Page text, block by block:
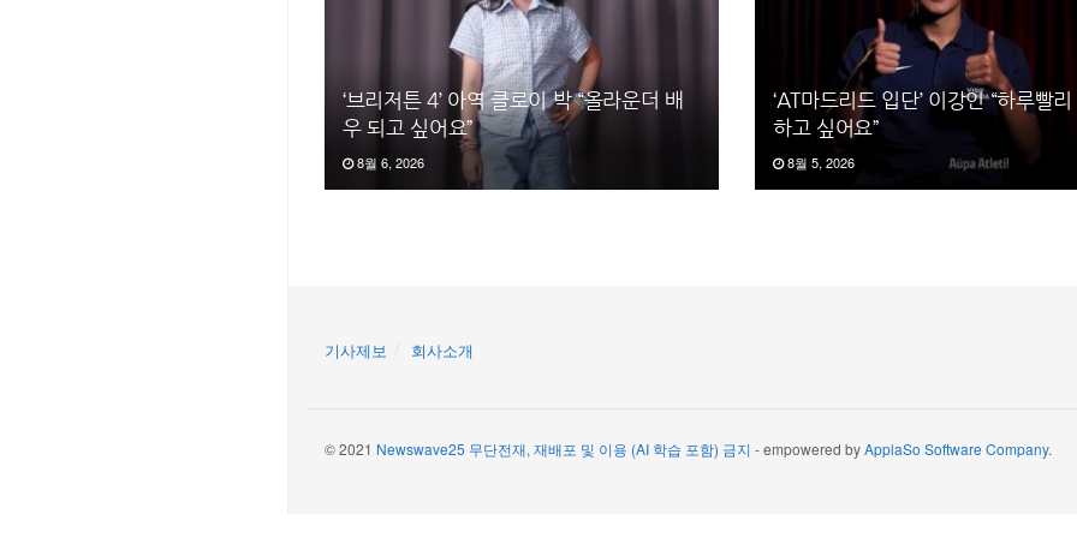
‘브리저튼 4’ 아역 클로이 박 “올라운더 배
우 되고 싶어요”
8월 6, 2026
‘AT마드리드 입단’ 이강인 “하루빨
하고 싶어요”
8월 5, 2026
기사제보 회사소개
© 2021 Newswave25 무단전재, 재배포 및 이용 (AI 학습 포함) 금지 - empowered byApplaSo Software Company.